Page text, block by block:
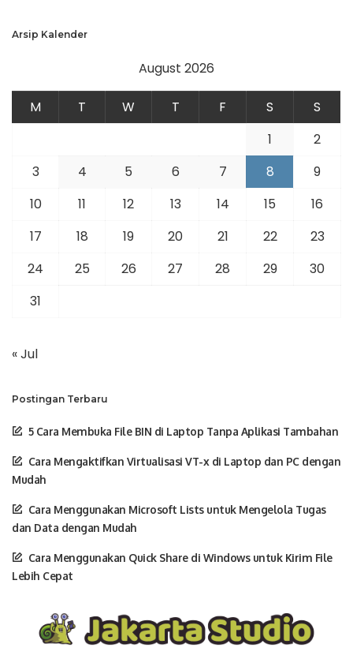
Arsip Kalender
August 2026
M T W T F S
S
1
2
3
4 5 6 7 8
9
10
11 12 13 14 15
16
17
18 19 20 21 22
23
24
25 26 27 28 29
30
31
« Jul
Postingan Terbaru
5 Cara Membuka File BIN di Laptop Tanpa Aplikasi Tambahan
Cara Mengaktifkan Virtualisasi VT-x di Laptop dan PC dengan
Mudah
Cara Menggunakan Microsoft Lists untuk Mengelola Tugas
dan Data dengan Mudah
Cara Menggunakan Quick Share di Windows untuk Kirim File
Lebih Cepat